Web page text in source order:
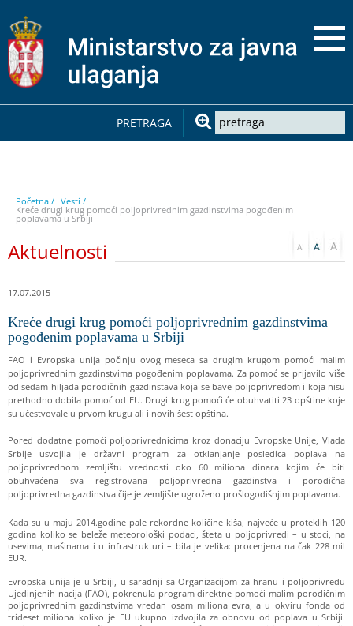
PRETRAGA
Početna / Vesti /
Kreće drugi krug pomoći poljoprivrednim gazdinstvima pogođenim
poplavama u Srbiji
Aktuelnosti
17.07.2015
Kreće drugi krug pomoći poljoprivrednim gazdinstvima
pogođenim poplavama u Srbiji
FAO i Evropska unija počinju ovog meseca sa drugim krugom pomoći malim
poljoprivrednim gazdinstvima pogođenim poplavama. Za pomoć se prijavilo više
od sedam hiljada porodičnih gazdinstava koja se bave poljoprivredom i koja nisu
prethodno dobila pomoć od EU. Drugi krug pomoći će obuhvatiti 23 opštine koje
su učestvovale u prvom krugu ali i novih šest opština.
Pored dodatne pomoći poljoprivrednicima kroz donaciju Evropske Unije, Vlada
Srbije usvojila je državni program za otklanjanje posledica poplava na
poljoprivrednom zemljištu vrednosti oko 60 miliona dinara kojim će biti
obuhvaćena sva registrovana poljoprivredna gazdinstva i porodična
poljoprivredna gazdinstva čije je zemljište ugroženo prošlogodišnjim poplavama.
Kada su u maju 2014.godine pale rekordne količine kiša, najveće u proteklih 120
godina koliko se beleže meteorološki podaci, šteta u poljoprivredi – u stoci, na
usevima, mašinama i u infrastrukturi – bila je velika: procenjena na čak 228 mil
EUR.
Evropska unija je u Srbiji, u saradnji sa Organizacijom za hranu i poljoprivredu
Ujedinjenih nacija (FAO), pokrenula program direktne pomoći malim porodičnim
poljoprivrednim gazdinstvima vredan osam miliona evra, a u okviru fonda od
trideset miliona koliko je EU ukupno izdvojila za obnovu od poplava u Srbiji.